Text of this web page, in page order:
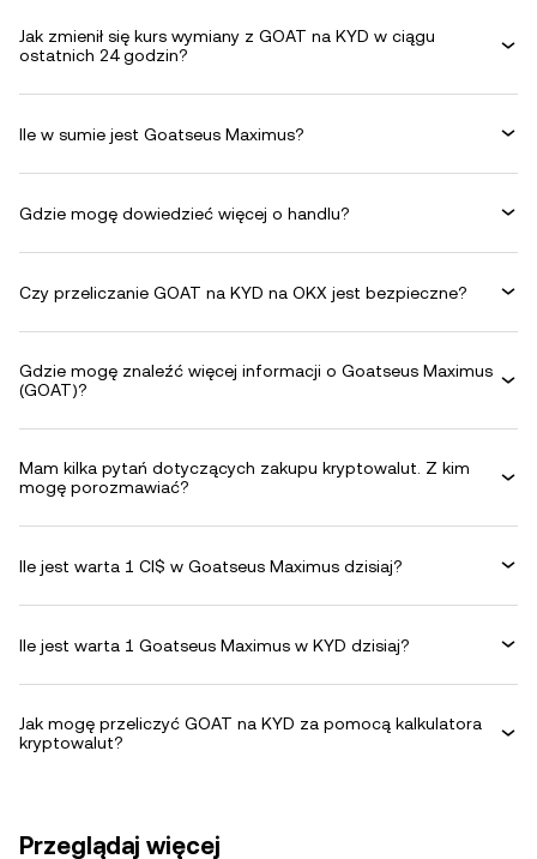
Jak zmienił się kurs wymiany z GOAT na KYD w ciągu
ostatnich 24 godzin?
Ile w sumie jest Goatseus Maximus?
Gdzie mogę dowiedzieć więcej o handlu?
Czy przeliczanie GOAT na KYD na OKX jest bezpieczne?
Gdzie mogę znaleźć więcej informacji o Goatseus Maximus
(GOAT)?
Mam kilka pytań dotyczących zakupu kryptowalut. Z kim
mogę porozmawiać?
Ile jest warta 1 CI$ w Goatseus Maximus dzisiaj?
Ile jest warta 1 Goatseus Maximus w KYD dzisiaj?
Jak mogę przeliczyć GOAT na KYD za pomocą kalkulatora
kryptowalut?
Przeglądaj więcej